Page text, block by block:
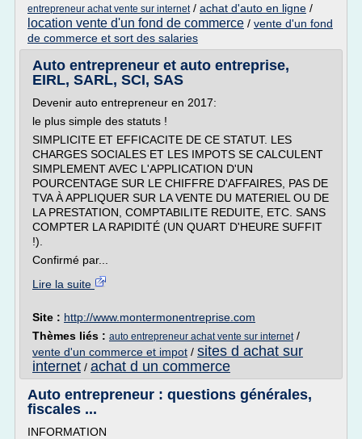
entrepreneur achat vente sur internet/ achat d'auto en ligne /
location vente d'un fond de commerce / vente d'un fond
de commerce et sort des salaries
Auto entrepreneur et auto entreprise,
EIRL, SARL, SCI, SAS
Devenir auto entrepreneur en 2017:
le plus simple des statuts !
SIMPLICITE ET EFFICACITE DE CE STATUT. LES
CHARGES SOCIALES ET LES IMPOTS SE CALCULENT
SIMPLEMENT AVEC L'APPLICATION D'UN
POURCENTAGE SUR LE CHIFFRE D'AFFAIRES, PAS DE
TVA À APPLIQUER SUR LA VENTE DU MATERIEL OU DE
LA PRESTATION, COMPTABILITE REDUITE, ETC. SANS
COMPTER LA RAPIDITÉ (UN QUART D'HEURE SUFFIT
!).
Confirmé par...
Lire la suite
Site : http://www.montermonentreprise.com
Thèmes liés : auto entrepreneur achat vente sur internet/
vente d'un commerce et impot / sites d achat sur
internet / achat d un commerce
Auto entrepreneur : questions générales,
fiscales ...
INFORMATION